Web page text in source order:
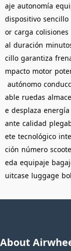
aje autonomía
dispositivo sencillo
or carga colisiones
al duración
cillo garantiza
mpacto motor
autónomo
able ruedas
e desplaza energía
ante calidad
ete tecnológico
ción número
eda equipaje
uitcase luggage
About